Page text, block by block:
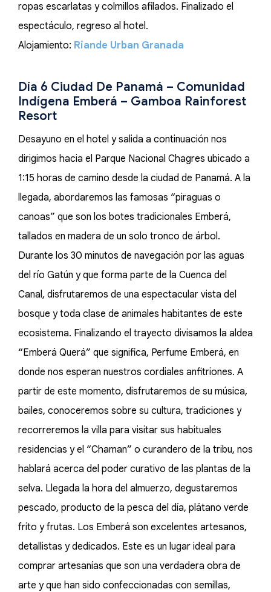
ropas escarlatas y colmillos afilados. Finalizado el
espectáculo, regreso al hotel.
Alojamiento: Riande Urban Granada
Día 6 Ciudad De Panamá – Comunidad
Indígena Emberá – Gamboa Rainforest
Resort
Desayuno en el hotel y salida a continuación nos
dirigimos hacia el Parque Nacional Chagres ubicado a
1:15 horas de camino desde la ciudad de Panamá. A la
llegada, abordaremos las famosas “piraguas o
canoas” que son los botes tradicionales Emberá,
tallados en madera de un solo tronco de árbol.
Durante los 30 minutos de navegación por las aguas
del río Gatún y que forma parte de la Cuenca del
Canal, disfrutaremos de una espectacular vista del
bosque y toda clase de animales habitantes de este
ecosistema. Finalizando el trayecto divisamos la aldea
“Emberá Querá” que significa, Perfume Emberá, en
donde nos esperan nuestros cordiales anfitriones. A
partir de este momento, disfrutaremos de su música,
bailes, conoceremos sobre su cultura, tradiciones y
recorreremos la villa para visitar sus habituales
residencias y el “Chaman” o curandero de la tribu, nos
hablará acerca del poder curativo de las plantas de la
selva. Llegada la hora del almuerzo, degustaremos
pescado, producto de la pesca del día, plátano verde
frito y frutas. Los Emberá son excelentes artesanos,
detallistas y dedicados. Este es un lugar ideal para
comprar artesanías que son una verdadera obra de
arte y que han sido confeccionadas con semillas,